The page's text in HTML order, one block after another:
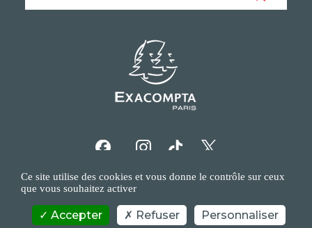
COPYRIGHT/IP POLICY PERSONAL DATA POLICY CONTACT US
Ce site utilise des cookies et vous donne le contrôle sur ceux
que vous souhaitez activer
Accepter Refuser Personnaliser